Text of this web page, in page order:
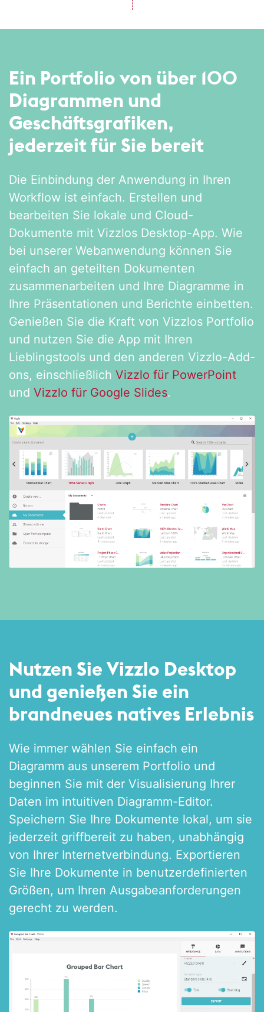
Ein Portfolio von über 100
Diagrammen und
Geschäftsgrafiken,
jederzeitfür Sie bereit
Die Einbindung der Anwendung in Ihren
Workflow ist einfach. Erstellen und
bearbeiten Sie lokale und Cloud-
Dokumente mit Vizzlos Desktop-App. Wie
bei unserer Webanwendung können Sie
einfach an geteilten Dokumenten
zusammenarbeiten und Ihre Diagramme in
Ihre Präsentationen und Berichte einbetten.
Genießen Sie die Kraft von Vizzlos Portfolio
und nutzen Sie die App mit Ihren
Lieblingstools und den anderen Vizzlo-Add-
ons, einschließlich Vizzlo für PowerPoint
und Vizzlo für Google Slides.
Nutzen Sie Vizzlo Desktop
und genießen Sie ein
brandneues natives Erlebnis
Wie immer wählen Sie einfach ein
Diagramm aus unserem Portfolio und
beginnen Sie mit der Visualisierung Ihrer
Daten im intuitiven Diagramm-Editor.
Speichern Sie Ihre Dokumente lokal, um sie
jederzeit griffbereit zu haben, unabhängig
von Ihrer Internetverbindung. Exportieren
Sie Ihre Dokumente in benutzerdefinierten
Größen, um Ihren Ausgabeanforderungen
gerecht zu werden.